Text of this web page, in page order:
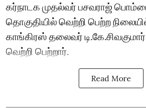
கர்நாடக முதல்வர் பசவராஜ்
தொகுதியில் வெற்றி பெற்ற
காங்கிரஸ் தலைவர்
வெற்றி பெற்றார்.
Read More